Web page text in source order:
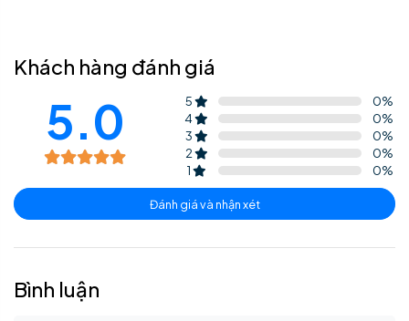
Khách hàng đánh giá
5.0 5 0%
4
0%
3
0%
2
0%
1
0%
Đánh giá và nhận xét
Bình luận